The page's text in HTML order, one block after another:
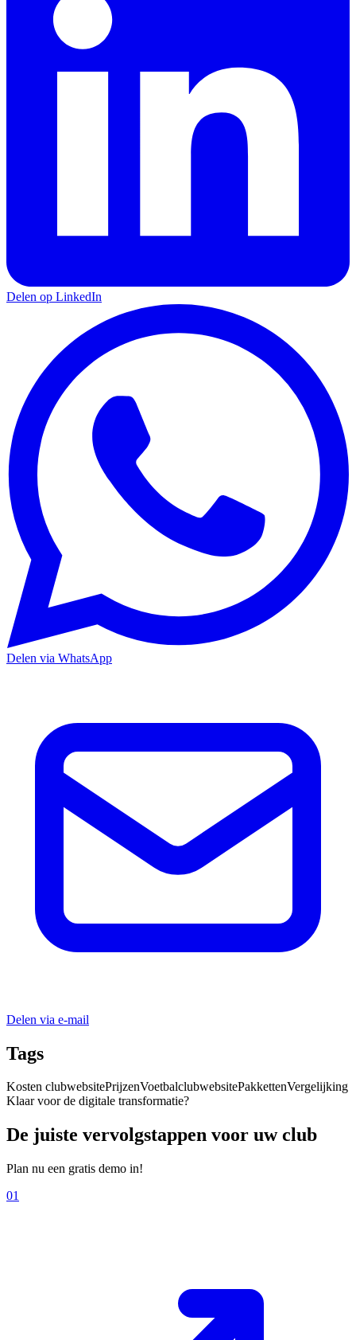
Delen op LinkedIn
Delen via WhatsApp
Delen via e-mail
Tags
Kosten clubwebsitePrijzenVoetbalclubwebsitePakkettenVergelijking
Klaar voor de digitale transformatie?
De juiste vervolgstappen voor uw club
Plan nu een gratis demo in!
01